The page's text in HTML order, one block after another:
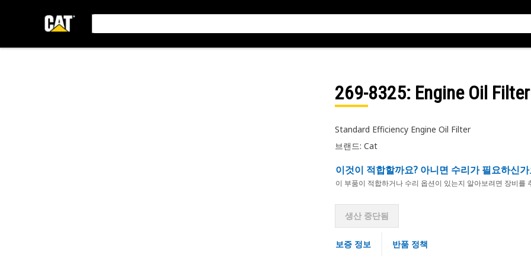
269-8325: Engine Oil
Standard Efficiency Engine Oil Filter
브랜드: Cat
이것이 적합할까요? 아니면 수리가 필요하신가
이 부품이 적합하거나 수리 옵션이 있는지 알아보려면 장비를
생산 중단됨
보증 정보 반품 정책